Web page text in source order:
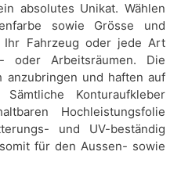
absolutes Unikat. Wählen
sowie Grösse und
Ihr Fahrzeug oder jede Art
oder Arbeitsräumen. Die
anzubringen und haften auf
Konturaufkleber
Hochleistungsfolie
und UV-beständig
für den Aussen- sowie